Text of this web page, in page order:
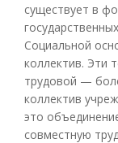
существует в
Социальной
коллектив. Эти
трудовой —
коллектив
это
совместную